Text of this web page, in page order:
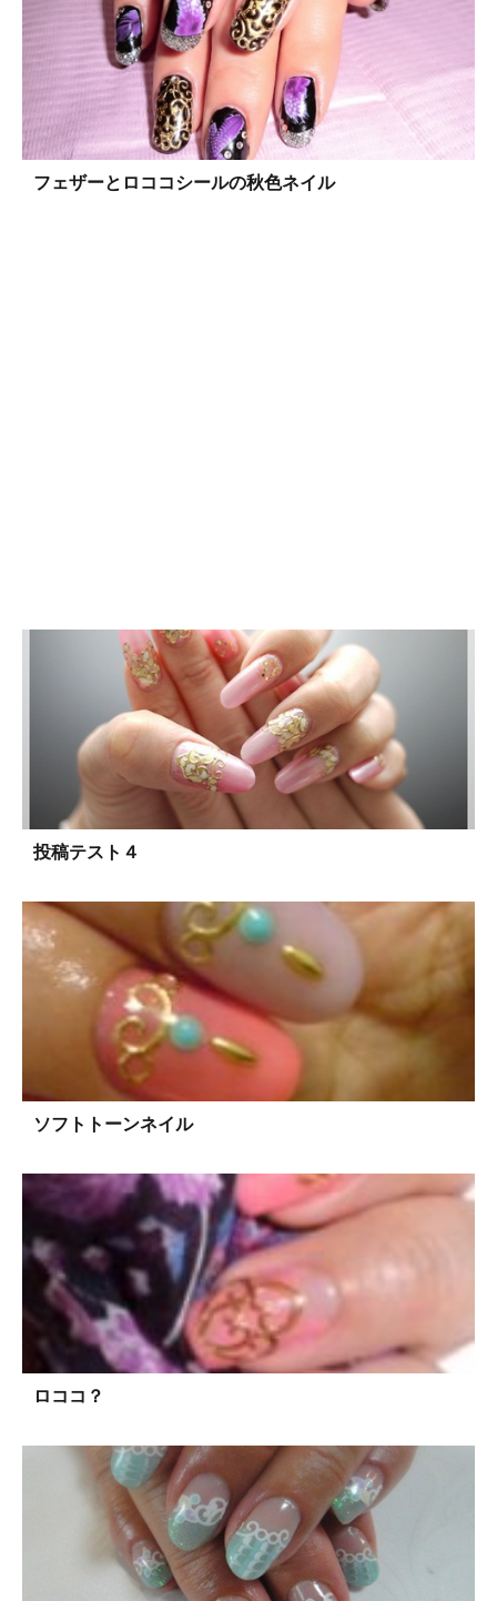
フェザーとロココシールの秋色ネイル
投稿テスト４
ソフトトーンネイル
ロココ？